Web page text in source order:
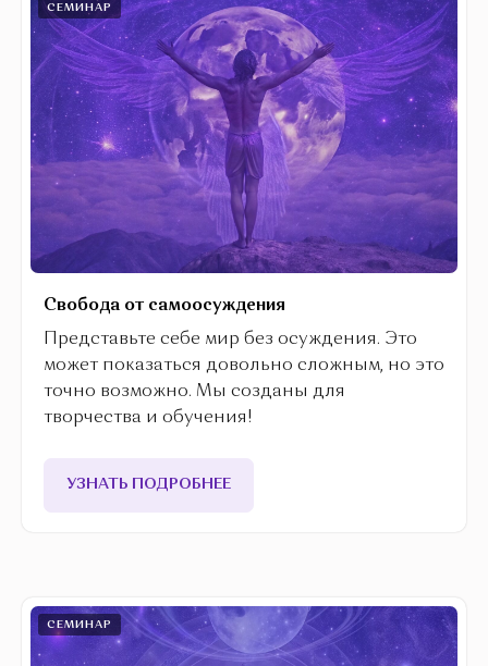
СЕМИНАР
Свобода от самоосуждения
Представьте себе мир без осуждения. Это
может показаться довольно сложным, но это
точно возможно. Мы созданы для
творчества и обучения!
УЗНАТЬ ПОДРОБНЕЕ
СЕМИНАР